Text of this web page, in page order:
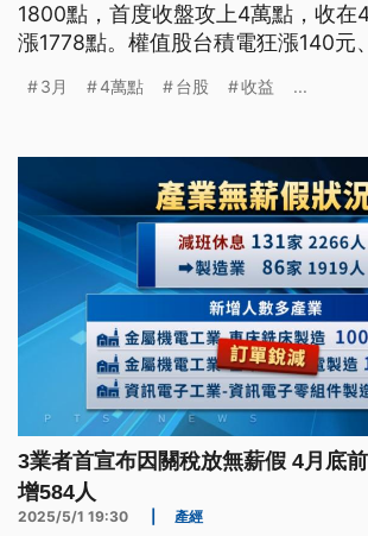
1800點，首度收盤攻上4萬點，收在
漲1778點。權值股台積電狂漲140元
歷史新高。
3月 4萬點 台股 收益 ...
3業者首宣布因關稅放無薪假 4月底
增584人
2025/5/1 19:30 產經